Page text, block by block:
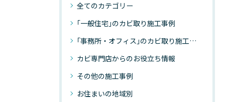
全てのカテゴリー
｢一般住宅｣のカビ取り施工事例
｢事務所・オフィス｣のカビ取り施工事例
カビ専門店からのお役立ち情報
その他の施工事例
お住まいの地域別